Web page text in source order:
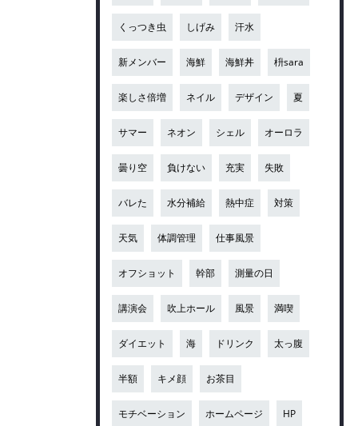
くっつき虫 しげみ 汗水
新メンバー 海鮮 海鮮丼 枡sara
楽しさ倍増 ネイル デザイン 夏
サマー ネオン シェル オーロラ
曇り空 負けない 充実 失敗
バレた 水分補給 熱中症 対策
天気 体調管理 仕事風景
オフショット 幹部 測量の日
講演会 吹上ホール 風景 満喫
ダイエット 海 ドリンク 太っ腹
半額 キメ顔 お茶目
モチベーション ホームページ HP